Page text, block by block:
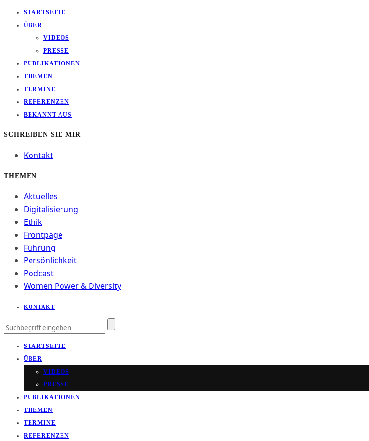
STARTSEITE
ÜBER
VIDEOS
PRESSE
PUBLIKATIONEN
THEMEN
TERMINE
REFERENZEN
BEKANNT AUS
SCHREIBEN SIE MIR
Kontakt
THEMEN
Aktuelles
Digitalisierung
Ethik
Frontpage
Führung
Persönlichkeit
Podcast
Women Power & Diversity
KONTAKT
STARTSEITE
ÜBER
VIDEOS
PRESSE
PUBLIKATIONEN
THEMEN
TERMINE
REFERENZEN